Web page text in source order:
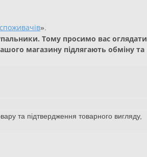
».
Тому просимо вас оглядати
магазину підлягають обміну та
та підтвердження товарного вигляду,